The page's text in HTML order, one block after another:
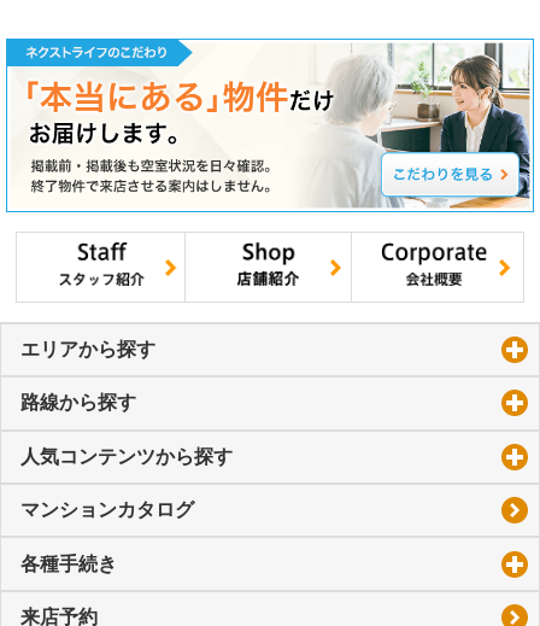
エリアから探す
路線から探す
人気コンテンツから探す
マンションカタログ
各種手続き
来店予約